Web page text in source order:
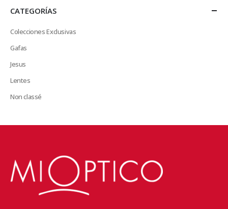
CATEGORÍAS
Colecciones Exclusivas
Gafas
Jesus
Lentes
Non classé